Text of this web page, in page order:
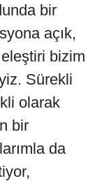
bir
açık,
bizim
Sürekli
olarak
bir
da